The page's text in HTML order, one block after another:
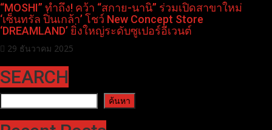
“MOSHI” ทำถึง! คว้า “สกาย-นานิ” ร่วมเปิดสาขาใหม่
‘เซ็นทรัล ปิ่นเกล้า’ โชว์ New Concept Store
‘DREAMLAND’ ยิ่งใหญ่ระดับซูเปอร์อีเวนต์
29 ธันวาคม 2025
SEARCH
ค้นหา ค้นหา